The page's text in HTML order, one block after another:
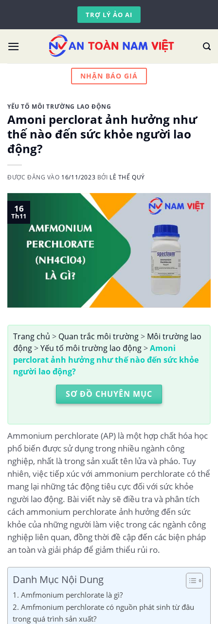
content
TRỢ LÝ ẢO AI
NHẬN BÁO GIÁ
YẾU TỐ MÔI TRƯỜNG LAO ĐỘNG
Amoni perclorat ảnh hưởng như
thế nào đến sức khỏe người lao
động?
ĐƯỢC ĐĂNG VÀO 16/11/2023 BỞI LÊ THẾ QUÝ
16
Th11
Trang chủ > Quan trắc môi trường> Môi trường lao
động>Yếu tố môi trường lao động>Amoni
perclorat ảnh hưởng như thế nào đến sức khỏe
người lao động?
SƠ ĐỒ CHUYÊN MỤC
Ammonium perchlorate (AP) là một hợp chất hóa học
phổ biến được sử dụng trong nhiều ngành công
nghiệp, nhất là trong sản xuất tên lửa và pháo. Tuy
nhiên, việc tiếp xúc với ammonium perchlorate có thể
mang lại những tác động tiêu cực đối với sức khỏe
người lao động. Bài viết này sẽ điều tra và phân tích
cách ammonium perchlorate ảnh hưởng đến sức
khỏe của những người làm việc trong các ngành công
nghiệp liên quan, đồng thời đề cập đến các biện pháp
an toàn và giải pháp để giảm thiểu rủi ro.
Danh Mục Nội Dung
1. Amfmonium perchlorate là gì?
2. Amfmonium perchlorate có nguồn phát sinh từ đâu
trong quá trình sản xuất?